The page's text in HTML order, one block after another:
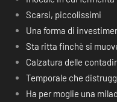
Scarsi, piccolissimi
Una forma di
Sta ritta finchè si
Calzatura delle
Temporale che
Ha per moglie una